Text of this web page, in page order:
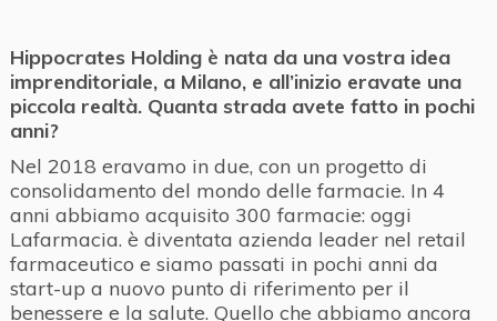
Hippocrates Holding è nata da una vostra idea
imprenditoriale, a Milano, e all’inizio eravate una
piccola realtà. Quanta strada avete fatto in pochi
anni?
Nel 2018 eravamo in due, con un progetto di
consolidamento del mondo delle farmacie. In 4
anni abbiamo acquisito 300 farmacie: oggi
Lafarmacia. è diventata azienda leader nel retail
farmaceutico e siamo passati in pochi anni da
start-up a nuovo punto di riferimento per il
benessere e la salute. Quello che abbiamo ancora